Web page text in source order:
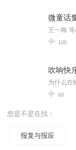
微童话
王一梅
100
吹响快
60
您是不是在找：
报复与报应